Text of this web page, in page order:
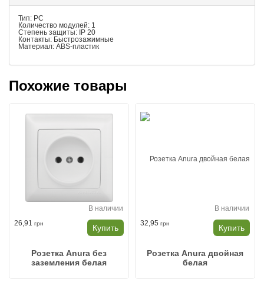
Тип: PC
Количество модулей: 1
Степень защиты: IP 20
Контакты: Быстрозажимные
Материал: ABS-пластик
Похожие товары
В наличии
26,91 грн Купить
Розетка Anura без
заземления белая
В наличии
32,95 грн Купить
Розетка Anura двойная
белая